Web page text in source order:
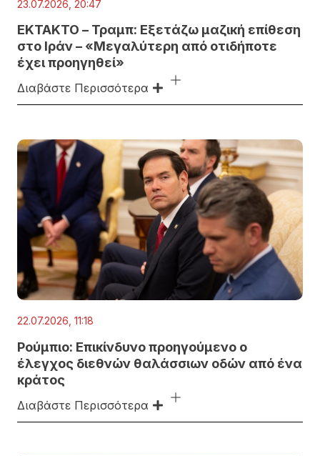
23.07.2026, 20:47
EKTAKTO – Τραμπ: Εξετάζω μαζική επίθεση
στο Ιράν – «Μεγαλύτερη από οτιδήποτε
έχει προηγηθεί»
Διαβάστε Περισσότερα
22.07.2026, 11:18
Ρούμπιο: Επικίνδυνο προηγούμενο ο
έλεγχος διεθνών θαλάσσιων οδών από ένα
κράτος
Διαβάστε Περισσότερα